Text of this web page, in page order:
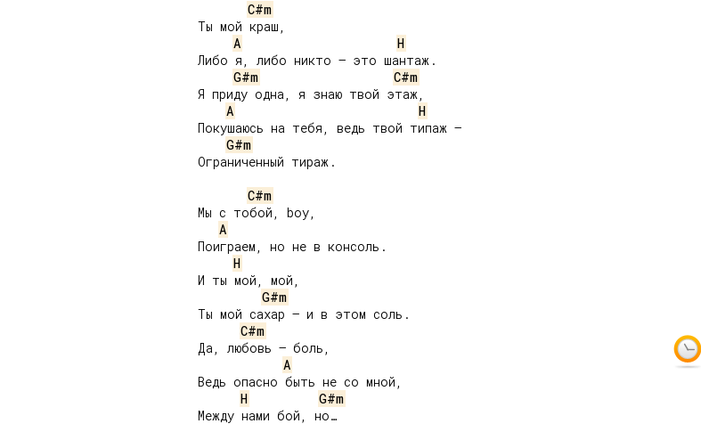
C#m
Ты мой краш,
A
H
Либо я, либо никто – это шантаж.
G#m
C#m
Я приду одна, я знаю твой этаж,
A
H
Покушаюсь на тебя, ведь твой типаж –
G#m
Ограниченный тираж.
C#m
Мы с тобой, boy,
A
Поиграем, но не в консоль.
H
И ты мой, мой,
G#m
Ты мой сахар – и в этом соль.
C#m
Да, любовь – боль,
A
Ведь опасно быть не со мной,
H
G#m
Между нами бой, но…